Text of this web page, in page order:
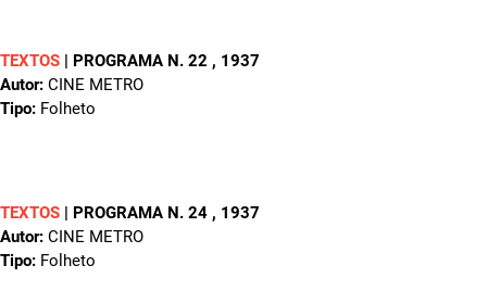
TEXTOS | PROGRAMA N. 22 , 1937
Autor: CINE METRO
Tipo: Folheto
TEXTOS | PROGRAMA N. 24 , 1937
Autor: CINE METRO
Tipo: Folheto